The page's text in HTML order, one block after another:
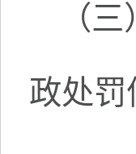
（
政处罚